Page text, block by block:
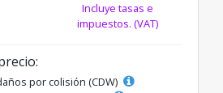
Incluye tasas e
impuestos. (VAT)
por colisión (CDW)